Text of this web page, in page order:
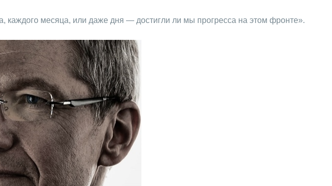
каждого месяца, или даже дня — достигли ли мы прогресса на этом фронте».